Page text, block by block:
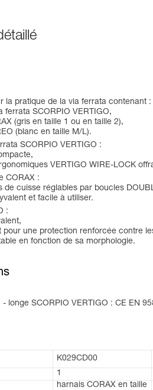
la pratique de la via ferrata contenant :
ferrata SCORPIO VERTIGO,
(gris en taille 1 ou en taille 2),
(blanc en taille M/L).
SCORPIO VERTIGO :
VERTIGO WIRE-LOCK
CORAX :
de cuisse réglables par boucles
et facile à utiliser.
:
pour une protection renforcée contre
en fonction de sa morphologie.
- longe SCORPIO VERTIGO : CE EN
K029CD00
1
harnais CORAX en taille